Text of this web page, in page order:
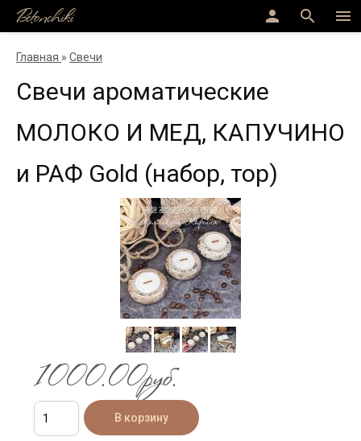
menu
search
person
Betonchiki
Главная » Свечи
Свечи ароматические
МОЛОКО И МЕД, КАПУЧИНО
и РАФ Gold (набор, тор)
1000.00руб.